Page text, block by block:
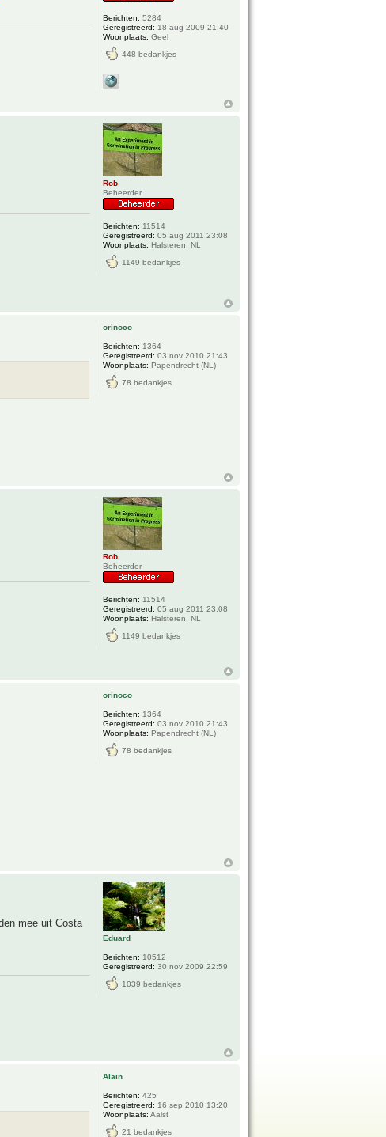
Berichten: 5284
Geregistreerd: 18 aug 2009 21:40
Woonplaats: Geel
448 bedankjes
Rob
Beheerder
Berichten: 11514
Geregistreerd: 05 aug 2011 23:08
Woonplaats: Halsteren, NL
1149 bedankjes
orinoco
Berichten: 1364
Geregistreerd: 03 nov 2010 21:43
Woonplaats: Papendrecht (NL)
78 bedankjes
Rob
Beheerder
Berichten: 11514
Geregistreerd: 05 aug 2011 23:08
Woonplaats: Halsteren, NL
1149 bedankjes
orinoco
Berichten: 1364
Geregistreerd: 03 nov 2010 21:43
Woonplaats: Papendrecht (NL)
78 bedankjes
mee uit Costa
Eduard
Berichten: 10512
Geregistreerd: 30 nov 2009 22:59
1039 bedankjes
Alain
Berichten: 425
Geregistreerd: 16 sep 2010 13:20
Woonplaats: Aalst
21 bedankjes